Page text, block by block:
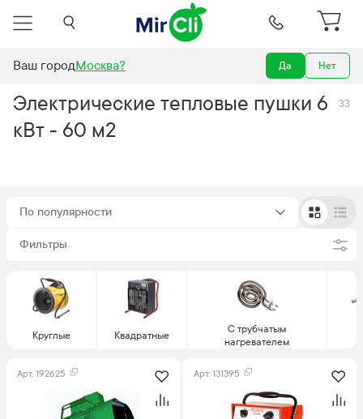
Ваш городМосква? Да Нет
Тепловые пушкиЭлектрические тепловые пушки мощность 6 кВт
Электрические тепловые пушки 6
кВт - 60 м2
33
Круглые Квадратные
С трубчатым
нагревателем
По популярности
Фильтры
Арт. 192625 Арт. 131395